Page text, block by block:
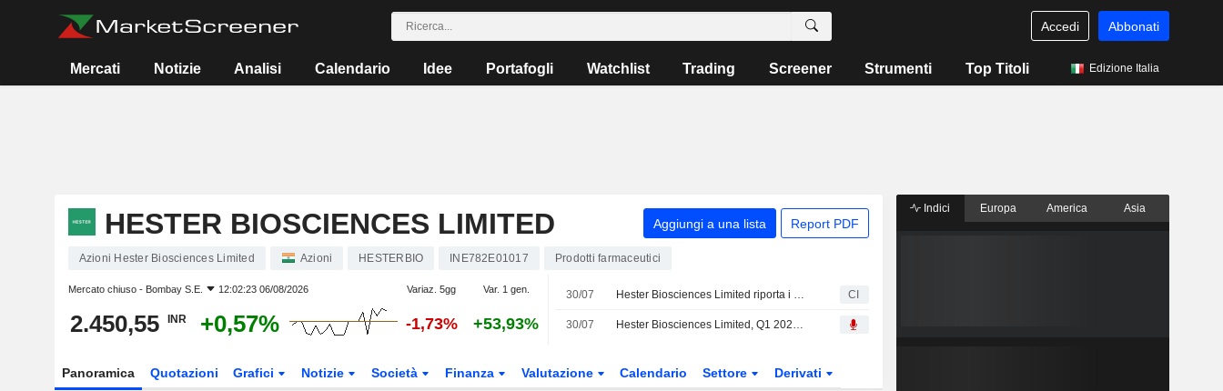
Accedi Abbonati
Mercati Notizie Analisi Calendario Idee Portafogli Watchlist Trading Screener Strumenti Top Titoli Edizione Italia
HESTER BIOSCIENCES LIMITED Aggiungi a una lista Report PDF
Azioni Hester Biosciences Limited Azioni HESTERBIO INE782E01017 Prodotti farmaceutici
Mercato chiuso - Bombay S.E. 12:02:23 06/08/2026 Variaz. 5gg Var. 1 gen.
2.450,55 INR +0,57% -1,73% +53,93%
30/07 Hester Biosciences Limited riporta i risultati degli utili per il primo trimestre conclusosi il 30 giugno 2026 CI
30/07 Hester Biosciences Limited, Q1 2027 Earnings Call, Jul 30, 2026
Panoramica Quotazioni Grafici Notizie Società Finanza Valutazione Calendario Settore Derivati
Indici Europa America Asia